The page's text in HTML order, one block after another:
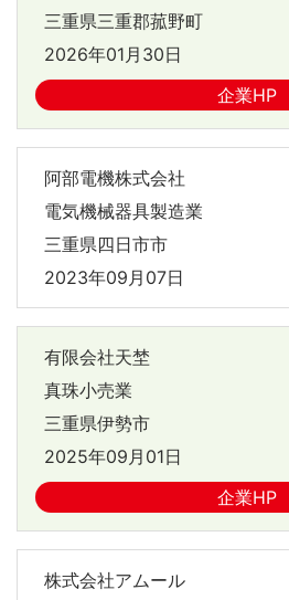
三重県三重郡菰野町
2026年01月30日
企業HP
阿部電機株式会社
電気機械器具製造業
三重県四日市市
2023年09月07日
有限会社天埜
真珠小売業
三重県伊勢市
2025年09月01日
企業HP
株式会社アムール